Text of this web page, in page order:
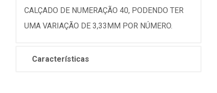
CALÇADO DE NUMERAÇÃO 40, PODENDO TER
UMA VARIAÇÃO DE 3,33MM POR NÚMERO.
Características